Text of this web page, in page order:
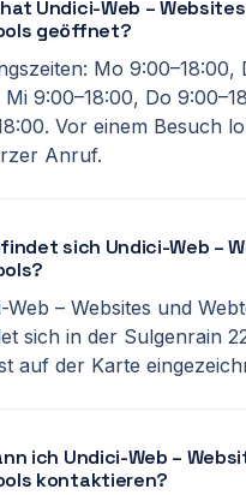
Undici-Web –
geöffnet?
Mo 9:00–18:00,
Mi 9:00–18:00, Do
Vor einem Besuch
Anruf.
sich Undici-Web –
Web – Websites und
sich in der Sulgenrain
auf der Karte
ich Undici-Web –
kontaktieren?